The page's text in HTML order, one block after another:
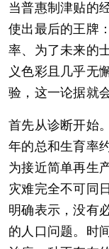
当普惠制津贴的
使出最后的王牌
率、为了未来的
义色彩且几乎无
验，这一论据就
首先从诊断开始
年的总和生育率
为接近简单再生
灾难完全不可同
明确表示，没有
的人口问题。时